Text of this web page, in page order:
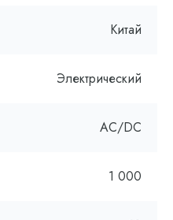
Китай
Электрический
AC/DC
1 000